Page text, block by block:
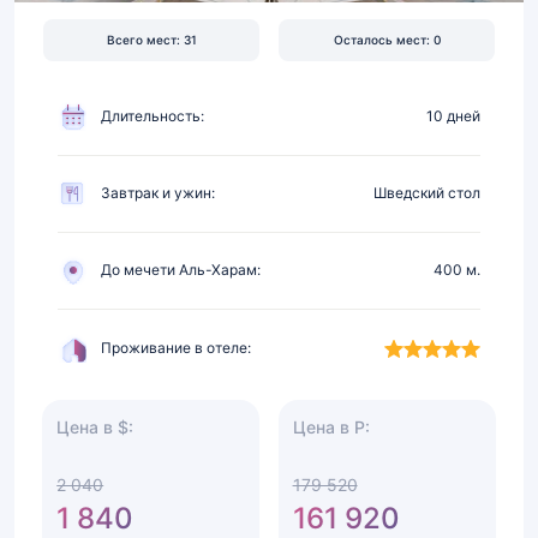
Всего мест: 31 Осталось мест: 0
Длительность: 10 дней
Завтрак и ужин: Шведский стол
До мечети Аль-Харам: 400 м.
Проживание в отеле:
Цена в $:
2 040
1 840
Цена в Р:
179 520
161 920